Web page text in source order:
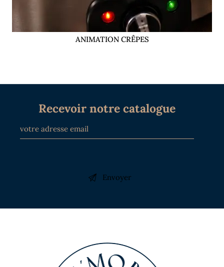
ANIMATION CRÊPES
Recevoir notre catalogue